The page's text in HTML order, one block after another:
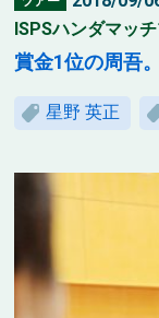
ISPSハンダマッ
賞金1位の周吾
星野 英正